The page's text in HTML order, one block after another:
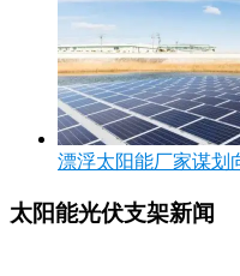
漂浮太阳能厂家谋划
太阳能光伏支架新闻